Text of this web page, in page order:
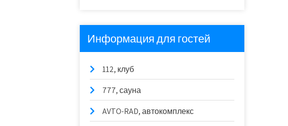
Информация для гостей
112, клуб
777, сауна
AVTO-RAD, автокомплекс